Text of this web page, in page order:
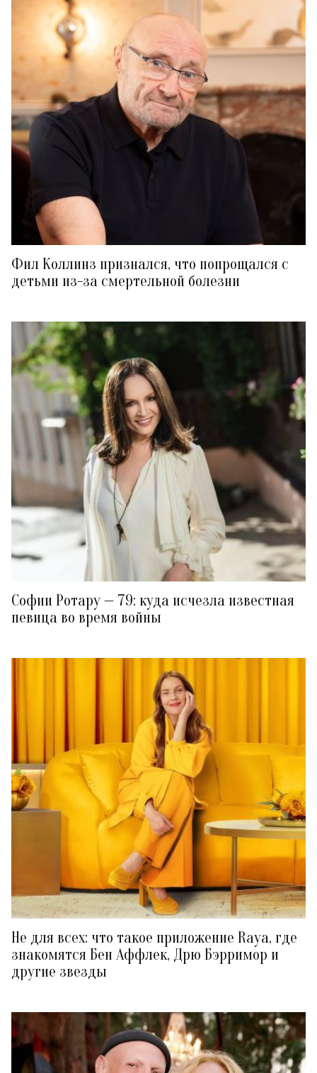
Фил Коллинз признался, что попрощался с
детьми из-за смертельной болезни
Софии Ротару — 79: куда исчезла известная
певица во время войны
Не для всех: что такое приложение Raya, где
знакомятся Бен Аффлек, Дрю Бэрримор и
другие звезды